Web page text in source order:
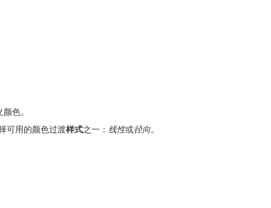
色。
可用的颜色过渡样式之一： 线性或径向。